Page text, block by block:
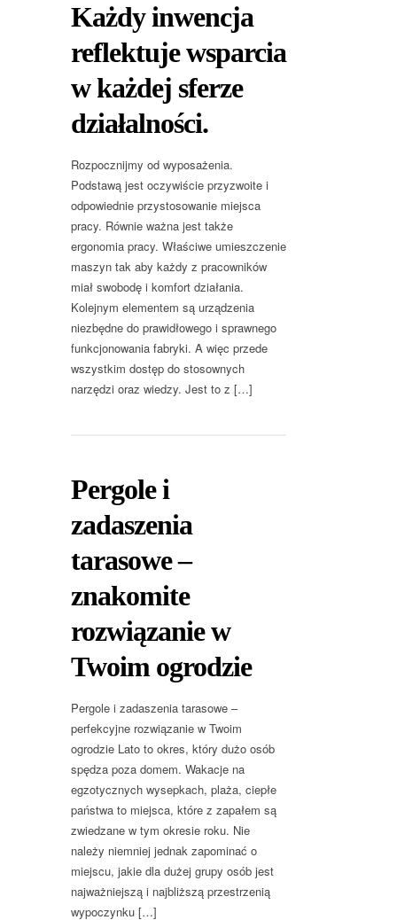
Każdy inwencja
reflektuje wsparcia
w każdej sferze
działalności.
Rozpocznijmy od wyposażenia.
Podstawą jest oczywiście przyzwoite i
odpowiednie przystosowanie miejsca
pracy. Równie ważna jest także
ergonomia pracy. Właściwe umieszczenie
maszyn tak aby każdy z pracowników
miał swobodę i komfort działania.
Kolejnym elementem są urządzenia
niezbędne do prawidłowego i sprawnego
funkcjonowania fabryki. A więc przede
wszystkim dostęp do stosownych
narzędzi oraz wiedzy. Jest to z […]
Pergole i
zadaszenia
tarasowe –
znakomite
rozwiązanie w
Twoim ogrodzie
Pergole i zadaszenia tarasowe –
perfekcyjne rozwiązanie w Twoim
ogrodzie Lato to okres, który dużo osób
spędza poza domem. Wakacje na
egzotycznych wysepkach, plaża, ciepłe
państwa to miejsca, które z zapałem są
zwiedzane w tym okresie roku. Nie
należy niemniej jednak zapominać o
miejscu, jakie dla dużej grupy osób jest
najważniejszą i najbliższą przestrzenią
wypoczynku […]